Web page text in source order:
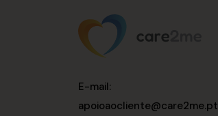
E-mail:
apoioaocliente@care2me.pt